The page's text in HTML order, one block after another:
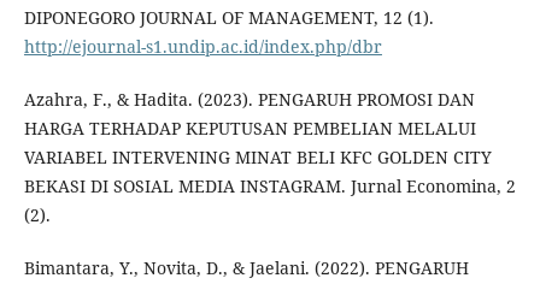
DIPONEGORO JOURNAL OF MANAGEMENT, 12 (1).
http://ejournal-s1.undip.ac.id/index.php/dbr
Azahra, F., & Hadita. (2023). PENGARUH PROMOSI DAN
HARGA TERHADAP KEPUTUSAN PEMBELIAN MELALUI
VARIABEL INTERVENING MINAT BELI KFC GOLDEN CITY
BEKASI DI SOSIAL MEDIA INSTAGRAM. Jurnal Economina, 2
(2).
Bimantara, Y., Novita, D., & Jaelani. (2022). PENGARUH